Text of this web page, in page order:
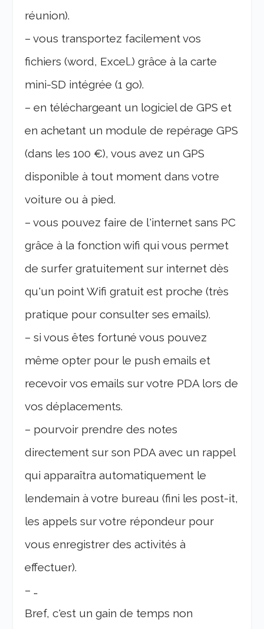
réunion).
– vous transportez facilement vos
fichiers (word, Excel..) grâce à la carte
mini-SD intégrée (1 go).
– en téléchargeant un logiciel de GPS et
en achetant un module de repérage GPS
(dans les 100 €), vous avez un GPS
disponible à tout moment dans votre
voiture ou à pied.
– vous pouvez faire de l'internet sans PC
grâce à la fonction wifi qui vous permet
de surfer gratuitement sur internet dès
qu'un point Wifi gratuit est proche (très
pratique pour consulter ses emails).
– si vous êtes fortuné vous pouvez
même opter pour le push emails et
recevoir vos emails sur votre PDA lors de
vos déplacements.
– pourvoir prendre des notes
directement sur son PDA avec un rappel
qui apparaîtra automatiquement le
lendemain à votre bureau (fini les post-it,
les appels sur votre répondeur pour
vous enregistrer des activités à
effectuer).
– …
Bref, c'est un gain de temps non